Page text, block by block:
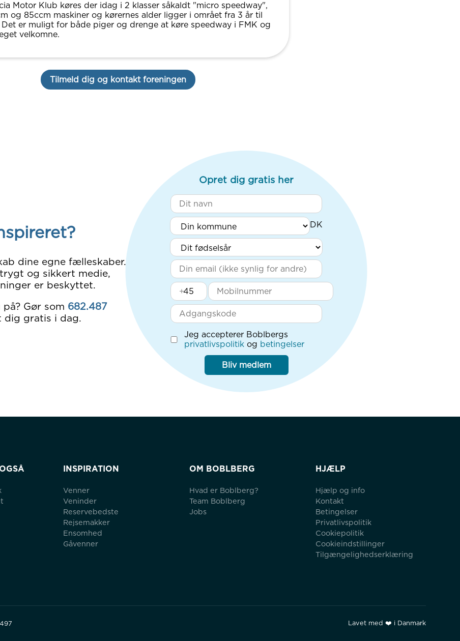
Motor Klub køres der idag i 2 klasser såkaldt "micro speedway",
og 85ccm maskiner og kørernes alder ligger i områet fra 3 år til
Det er muligt for både piger og drenge at køre speedway i FMK og
velkomne.
Tilmeld dig og kontakt foreningen
dine egne fælleskaber.
og sikkert medie,
er beskyttet.
Gør som 682.487
dig gratis i dag.
Opret dig gratis her
+
Jeg accepterer Boblbergs
privatlivspolitik og betingelser
Bliv medlem
INSPIRATION
Venner
Veninder
Reservebedste
Rejsemakker
Ensomhed
Gåvenner
OM BOBLBERG
Hvad er Boblberg?
Team Boblberg
Jobs
HJÆLP
Hjælp og info
Kontakt
Betingelser
Privatlivspolitik
Cookiepolitik
Cookieindstillinger
Tilgængelighedserklæring
Lavet med ❤️ i Danmark